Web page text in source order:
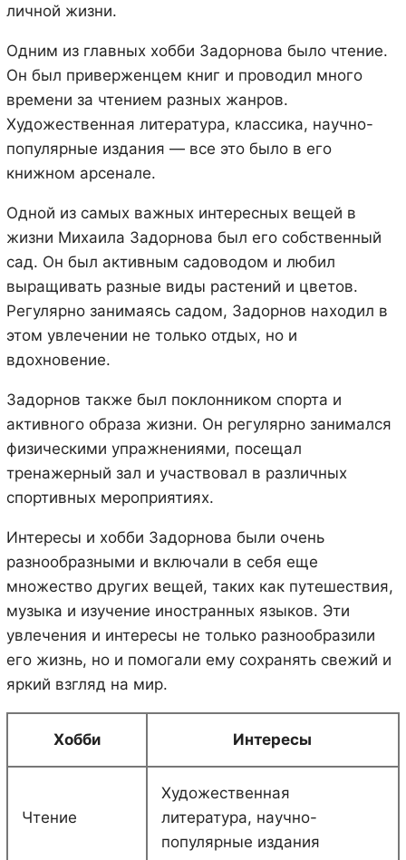
личной жизни.
Одним из главных хобби Задорнова было чтение.
Он был приверженцем книг и проводил много
времени за чтением разных жанров.
Художественная литература, классика, научно-
популярные издания — все это было в его
книжном арсенале.
Одной из самых важных интересных вещей в
жизни Михаила Задорнова был его собственный
сад. Он был активным садоводом и любил
выращивать разные виды растений и цветов.
Регулярно занимаясь садом, Задорнов находил в
этом увлечении не только отдых, но и
вдохновение.
Задорнов также был поклонником спорта и
активного образа жизни. Он регулярно занимался
физическими упражнениями, посещал
тренажерный зал и участвовал в различных
спортивных мероприятиях.
Интересы и хобби Задорнова были очень
разнообразными и включали в себя еще
множество других вещей, таких как путешествия,
музыка и изучение иностранных языков. Эти
увлечения и интересы не только разнообразили
его жизнь, но и помогали ему сохранять свежий и
яркий взгляд на мир.
Хобби Интересы
Чтение
Художественная
литература, научно-
популярные издания